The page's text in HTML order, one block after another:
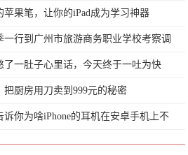
果笔，让你的iPad成为学习神器
行到广州市旅游商务职业学校考察调
了一肚子心里话，今天终于一吐为快
厨房用刀卖到999元的秘密
你为啥iPhone的耳机在安卓手机上不